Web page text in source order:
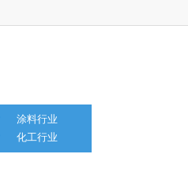
涂料行业
化工行业